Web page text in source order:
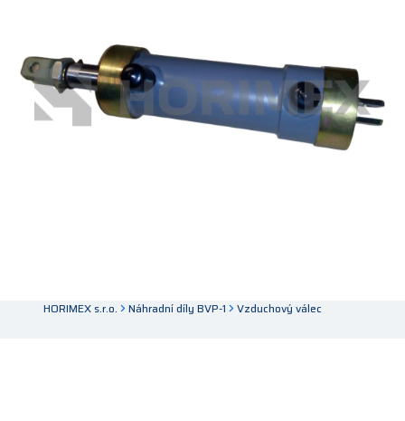
HORIMEX s.r.o. Náhradní díly BVP-1 Vzduchový válec